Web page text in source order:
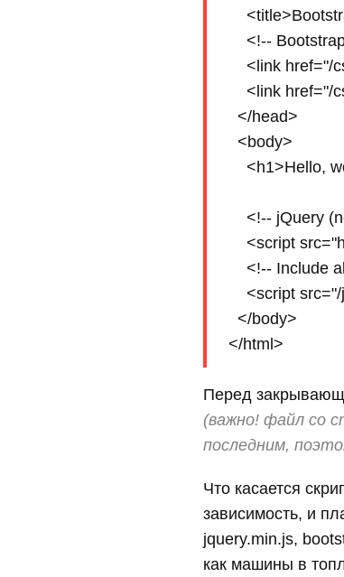
<!--
<link
<link
  </head>
  <body>
<h1>Hello,
<!-- jQuery
<script
<!-- Include
<script
  </body>
Перед
(важно! файл со
последним,
Что касается
зависимость, и
jquery.min.js,
как машины в